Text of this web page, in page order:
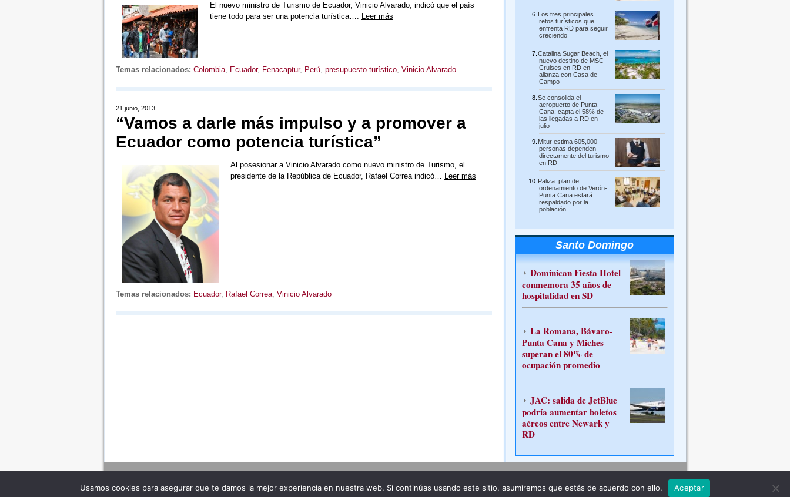
El nuevo ministro de Turismo de Ecuador, Vinicio Alvarado, indicó que el país
tiene todo para ser una potencia turística…. Leer más
Temas relacionados: Colombia, Ecuador, Fenacaptur, Perú, presupuesto turístico, Vinicio Alvarado
21 junio, 2013
“Vamos a darle más impulso y a promover a
Ecuador como potencia turística”
Al posesionar a Vinicio Alvarado como nuevo ministro de Turismo, el
presidente de la República de Ecuador, Rafael Correa indicó… Leer más
Temas relacionados: Ecuador, Rafael Correa, Vinicio Alvarado
Los tres principales
retos turísticos que
enfrenta RD para seguir
creciendo
Catalina Sugar Beach, el
nuevo destino de MSC
Cruises en RD en
alianza con Casa de
Campo
Se consolida el
aeropuerto de Punta
Cana: capta el 58% de
las llegadas a RD en
julio
Mitur estima 605,000
personas dependen
directamente del turismo
en RD
Paliza: plan de
ordenamiento de Verón-
Punta Cana estará
respaldado por la
población
Santo Domingo
Dominican Fiesta Hotel
conmemora 35 años de
hospitalidad en SD
La Romana, Bávaro-
Punta Cana y Miches
superan el 80% de
ocupación promedio
JAC: salida de JetBlue
podría aumentar boletos
aéreos entre Newark y
RD
Usamos cookies para asegurar que te damos la mejor experiencia en nuestra web. Si continúas usando este sitio, asumiremos que estás de acuerdo con ello. Aceptar